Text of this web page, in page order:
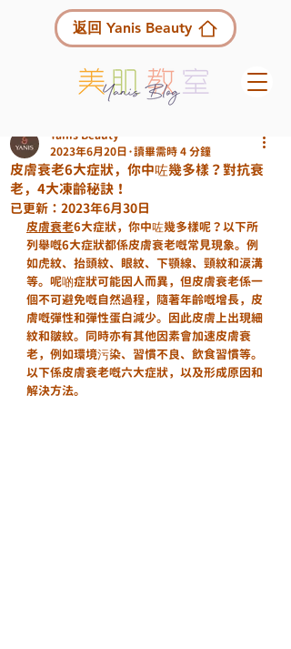
返回 Yanis Beauty
皮膚衰老6大症狀，你中咗幾多樣？對抗衰
老，4大凍齡秘訣！
Yanis Beauty
2023年6月20日 讀畢需時 4 分鐘
已更新： 2023年6月30日
皮膚衰老6大症狀，你中咗幾多樣呢？以下所
列舉嘅6大症狀都係皮膚衰老嘅常見現象。例
如虎紋、抬頭紋、眼紋、下顎線、頸紋和涙溝
等。呢啲症狀可能因人而異，但皮膚衰老係一
個不可避免嘅自然過程，隨著年齡嘅增長，皮
膚嘅彈性和彈性蛋白減少。因此皮膚上出現細
紋和皺紋。同時亦有其他因素會加速皮膚衰
老，例如環境污染、習慣不良、飲食習慣等。
以下係皮膚衰老嘅六大症狀，以及形成原因和
解決方法。